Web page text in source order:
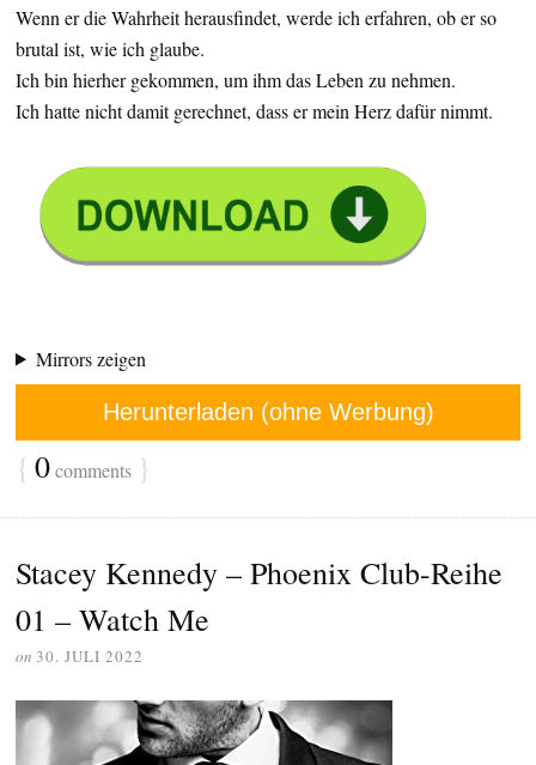
Wenn er die Wahrheit herausfindet, werde ich erfahren, ob er so
brutal ist, wie ich glaube.
Ich bin hierher gekommen, um ihm das Leben zu nehmen.
Ich hatte nicht damit gerechnet, dass er mein Herz dafür nimmt.
Mirrors zeigen
Herunterladen (ohne Werbung)
{ 0comments }
Stacey Kennedy – Phoenix Club-Reihe
01 – Watch Me
on 30. JULI 2022